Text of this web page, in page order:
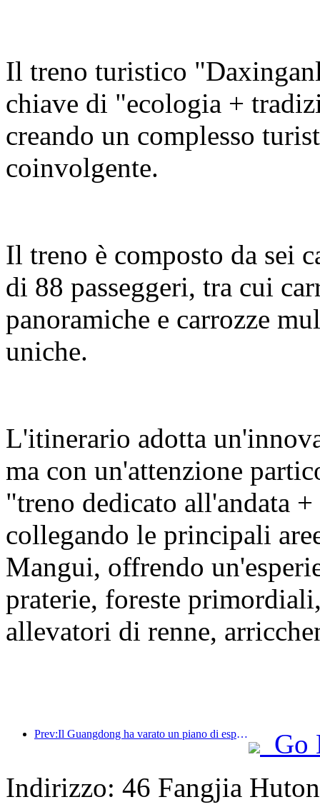
Il treno turistico
chiave di "ecologia +
creando un complesso
coinvolgente.
Il treno è composto da sei
di 88 passeggeri, tra cui
panoramiche e carrozze
uniche.
L'itinerario adotta
ma con un'attenzione
"treno dedicato all'andata
collegando le principali
Mangui, offrendo
praterie, foreste
allevatori di renne,
Prev:Il Guangdong ha varato un piano di espansione della capacità del settore dei servizi per trasformare la Greater Bay Area in una destinazione turistica di livello mondiale.
Go
Indirizzo: 46 Fangjia